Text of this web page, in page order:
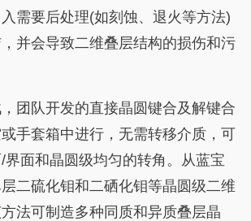
需要后处理(如刻蚀、退火等方法)
并会导致二维叠层结构的损伤和污
团队开发的直接晶圆键合及解键合
手套箱中进行，无需转移介质，可
界面和晶圆级均匀的转角。从蓝宝
二硫化钼和二硒化钼等晶圆级二维
法可制造多种同质和异质叠层晶